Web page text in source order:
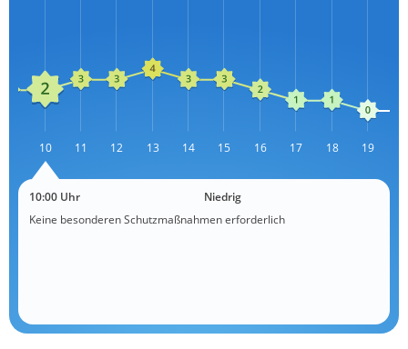
10 11 12 13 14 15 16 17 18 19
10:00 Uhr
Niedrig
Keine besonderen Schutzmaßnahmen erforderlich